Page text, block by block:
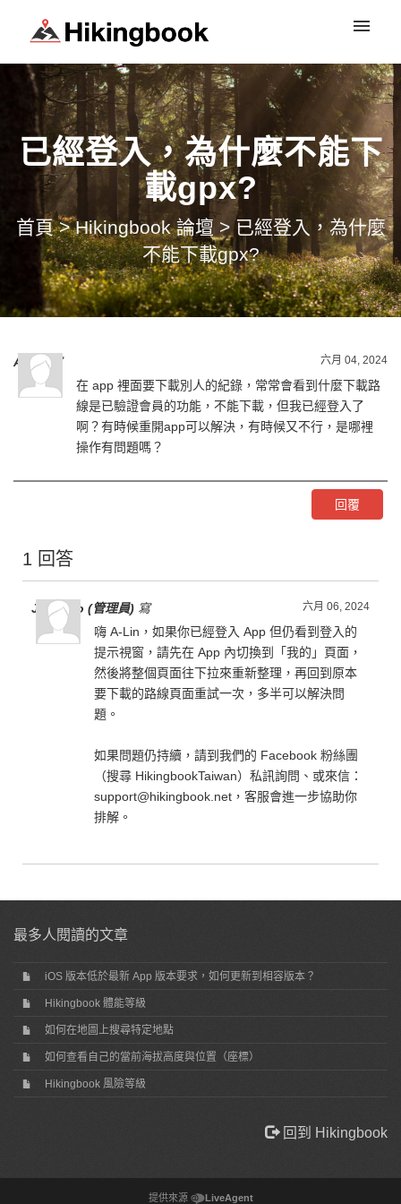
登入
已經登入，為什麼不能下
載gpx?
首頁 > Hikingbook 論壇 > 已經登入，為什麼
不能下載gpx?
六月 04, 2024
A-Lin 寫
在 app 裡面要下載別人的紀錄，常常會看到什麼下載路
線是已驗證會員的功能，不能下載，但我已經登入了
啊？有時候重開app可以解決，有時候又不行，是哪裡
操作有問題嗎？
回覆
1 回答
六月 06, 2024
Jen Liao (管理員) 寫
嗨 A-Lin，如果你已經登入 App 但仍看到登入的
提示視窗，請先在 App 內切換到「我的」頁面，
然後將整個頁面往下拉來重新整理，再回到原本
要下載的路線頁面重試一次，多半可以解決問
題。
如果問題仍持續，請到我們的 Facebook 粉絲團
（搜尋 HikingbookTaiwan）私訊詢問、或來信：
support@hikingbook.net，客服會進一步協助你
排解。
最多人閱讀的文章
iOS 版本低於最新 App 版本要求，如何更新到相容版本？
Hikingbook 體能等級
如何在地圖上搜尋特定地點
如何查看自己的當前海拔高度與位置（座標）
Hikingbook 風險等級
回到 Hikingbook
提供來源 LiveAgent